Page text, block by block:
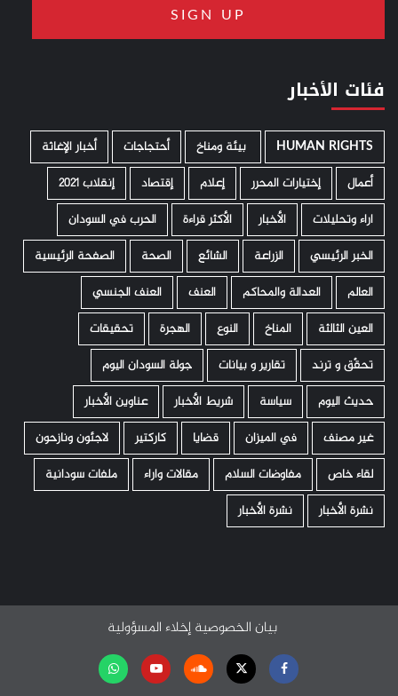
فئات الأخبار
HUMAN RIGHTS ­ بيئة ومناخ أحتجاجات
أخبار الإغاثة
أعمال
إختيارات المحرر إعلام إقتصاد
إنقلاب 2021
اراء وتحليلات
الأخبار الأكثر قراءة
الحرب في السودان
الخبر الرئيسي
الزراعة الشائع الصحة
الصفحة الرئيسية
العالم
العدالة والمحاكم العنف
العنف الجنسي
العين الثالثة
المناخ النوع الهجرة
تحقيقات
تحقّق و ترند
تقارير و بيانات
جولة السودان اليوم
حديث اليوم
سياسة شريط الأخبار
عناوين الأخبار
غير مصنف
في الميزان قضايا كاركتير
لاجئون ونازحون
لقاء خاص
مفاوضات السلام مقالات واراء
ملفات سودانية
نشرة الأخبار
نشرة الأخبار
بيان الخصوصية إخلاء المسؤولية
Facebook
Twitter
Soundcloud
Youtubeتابعنا